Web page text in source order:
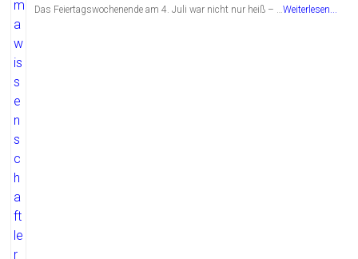
Das Feiertagswochenende am 4. Juli war nicht nur heiß – …Weiterlesen...